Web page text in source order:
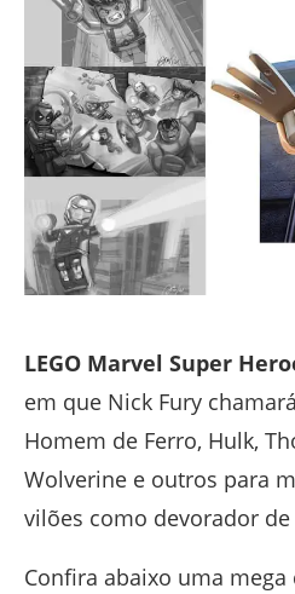
LEGO Marvel Super
em que Nick Fury
Homem de Ferro, Hulk,
Wolverine e outros para
vilões como devorador
Confira abaixo uma